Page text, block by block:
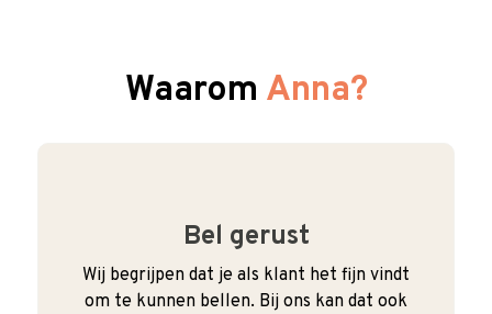
Waarom Anna?
Bel gerust
Wij begrijpen dat je als klant het fijn vindt
om te kunnen bellen. Bij ons kan dat ook